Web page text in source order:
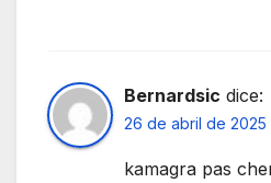
Bernardsic dice:
26 de abril de 2025
kamagra pas